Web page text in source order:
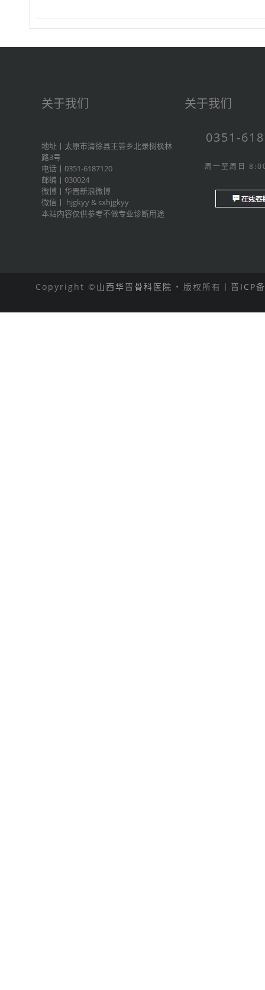
关于我们
地址丨太原市清徐县王答乡北录树枫林
路3号
电话丨0351-6187120
邮编丨030024
微博丨 华晋新浪微博
微信丨 hjgkyy & sxhjgkyy
本站内容仅供参考不做专业诊断用途
关于我们
0351-
周一至周日
Copyright © 山西华晋骨科医院 • 版权所有丨 晋ICP